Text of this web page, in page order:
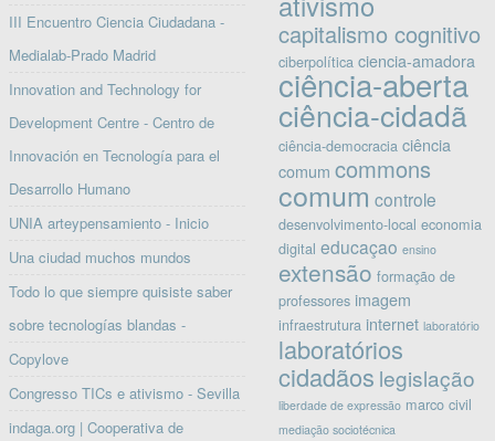
III Encuentro Ciencia Ciudadana -
Medialab-Prado Madrid
Innovation and Technology for
Development Centre - Centro de
Innovación en Tecnología para el
Desarrollo Humano
UNIA arteypensamiento - Inicio
Una ciudad muchos mundos
Todo lo que siempre quisiste saber
sobre tecnologías blandas -
Copylove
Congresso TICs e ativismo - Sevilla
indaga.org | Cooperativa de
capitalismo cognitivo
ciberpolítica ciencia-amadora
ciência-aberta
ciência-cidadã
ciência-democracia ciência
comum commons
comum controle
desenvolvimento-local economia
digital educaçao ensino
extensão formação de
professores imagem
infraestrutura internet laboratório
laboratórios
cidadãos legislação
liberdade de expressão marco civil
mediação sociotécnica